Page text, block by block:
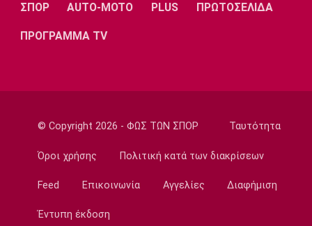
Επίσημα στη Ρεάλ Μαδρίτης ο Ντιομαντέ
22:20
Κολύμβηση
κάνατε υπερήφανους και ευτυχισμένους»
Ο Ζορζίνιο στον Πανσερραϊκό
ΣΠΟΡ AUTO-MOTO PLUS ΠΡΩΤΟΣΕΛΙΔΑ
ΠΡΟΓΡΑΜΜΑ TV
© Copyright 2026 - ΦΩΣ ΤΩΝ ΣΠΟΡ Ταυτότητα
Όροι χρήσης Πολιτική κατά των διακρίσεων
Feed Επικοινωνία Αγγελίες Διαφήμιση
Έντυπη έκδοση